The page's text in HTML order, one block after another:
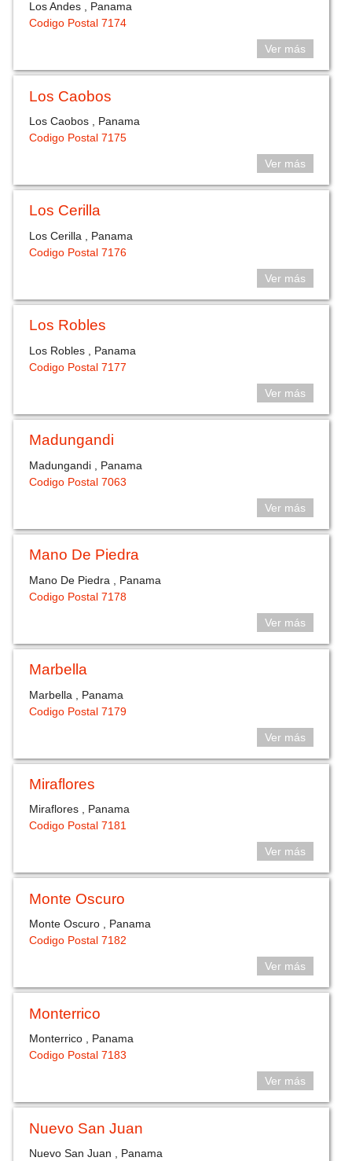
Los Andes , Panama
Codigo Postal 7174
Ver más
Los Caobos
Los Caobos , Panama
Codigo Postal 7175
Ver más
Los Cerilla
Los Cerilla , Panama
Codigo Postal 7176
Ver más
Los Robles
Los Robles , Panama
Codigo Postal 7177
Ver más
Madungandi
Madungandi , Panama
Codigo Postal 7063
Ver más
Mano De Piedra
Mano De Piedra , Panama
Codigo Postal 7178
Ver más
Marbella
Marbella , Panama
Codigo Postal 7179
Ver más
Miraflores
Miraflores , Panama
Codigo Postal 7181
Ver más
Monte Oscuro
Monte Oscuro , Panama
Codigo Postal 7182
Ver más
Monterrico
Monterrico , Panama
Codigo Postal 7183
Ver más
Nuevo San Juan
Nuevo San Juan , Panama